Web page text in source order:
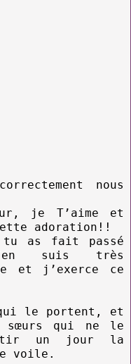
nous
je T’aime et
adoration!!
tu as fait passé
suis très
et j’exerce ce
le portent, et
sœurs qui ne le
un jour la
voile.